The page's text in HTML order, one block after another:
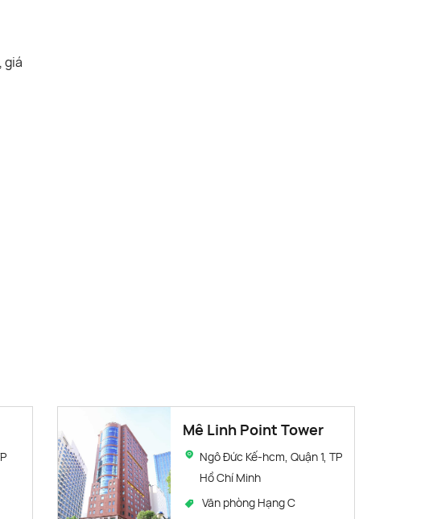
giá
Mê Linh Point Tower
Ngô Đức Kế-hcm, Quận 1, TP
Hồ Chí Minh
Văn phòng Hạng C